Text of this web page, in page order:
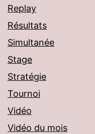
Replay
Résultats
Simultanée
Stage
Stratégie
Tournoi
Vidéo
Vidéo du mois